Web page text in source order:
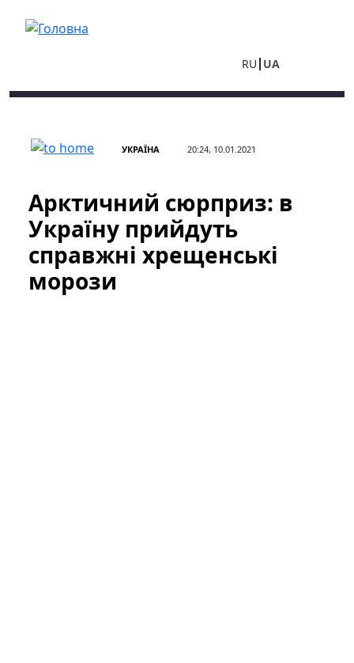
RU UA
УКРАЇНА 20:24, 10.01.2021
Арктичний сюрприз: в
Україну прийдуть
справжні хрещенські
морози